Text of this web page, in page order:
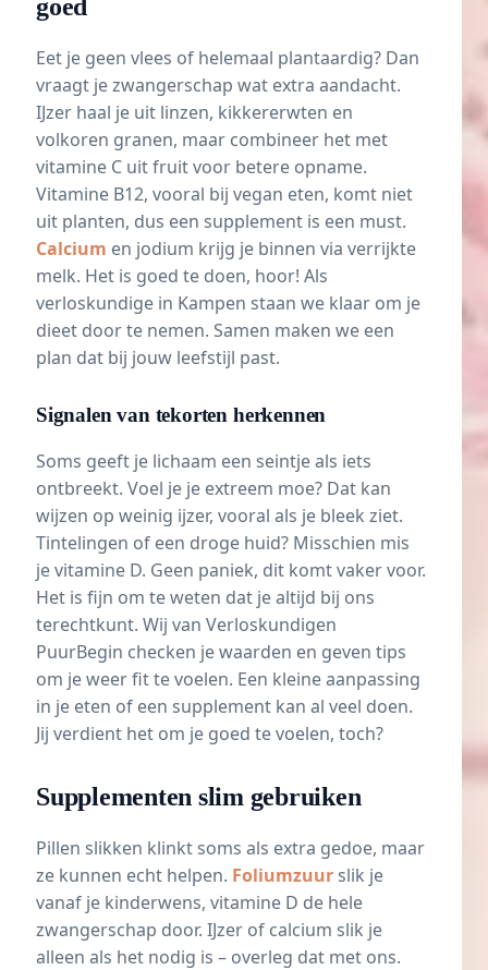
goed
Eet je geen vlees of helemaal plantaardig? Dan
vraagt je zwangerschap wat extra aandacht.
IJzer haal je uit linzen, kikkererwten en
volkoren granen, maar combineer het met
vitamine C uit fruit voor betere opname.
Vitamine B12, vooral bij vegan eten, komt niet
uit planten, dus een supplement is een must.
Calcium en jodium krijg je binnen via verrijkte
melk. Het is goed te doen, hoor! Als
verloskundige in Kampen staan we klaar om je
dieet door te nemen. Samen maken we een
plan dat bij jouw leefstijl past.
Signalen van tekorten herkennen
Soms geeft je lichaam een seintje als iets
ontbreekt. Voel je je extreem moe? Dat kan
wijzen op weinig ijzer, vooral als je bleek ziet.
Tintelingen of een droge huid? Misschien mis
je vitamine D. Geen paniek, dit komt vaker voor.
Het is fijn om te weten dat je altijd bij ons
terechtkunt. Wij van Verloskundigen
PuurBegin checken je waarden en geven tips
om je weer fit te voelen. Een kleine aanpassing
in je eten of een supplement kan al veel doen.
Jij verdient het om je goed te voelen, toch?
Supplementen slim gebruiken
Pillen slikken klinkt soms als extra gedoe, maar
ze kunnen echt helpen. Foliumzuur slik je
vanaf je kinderwens, vitamine D de hele
zwangerschap door. IJzer of calcium slik je
alleen als het nodig is – overleg dat met ons.